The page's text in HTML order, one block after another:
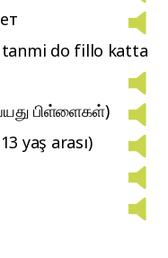
do fillo katta
பிள்ளைகள்)
yaş arası)